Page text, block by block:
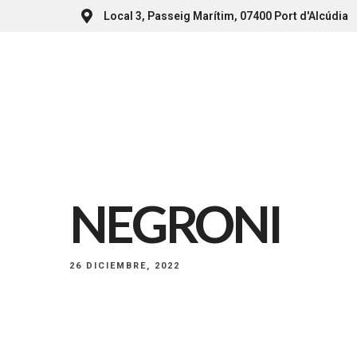
Local 3, Passeig Marítim, 07400 Port d'Alcúdia
NEGRONI
26 DICIEMBRE, 2022